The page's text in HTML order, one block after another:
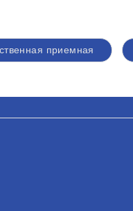
приемная